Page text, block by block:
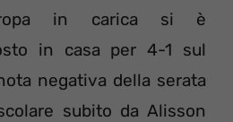
in carica si è
in casa per 4-1 sul
negativa della serata
subito da Alisson